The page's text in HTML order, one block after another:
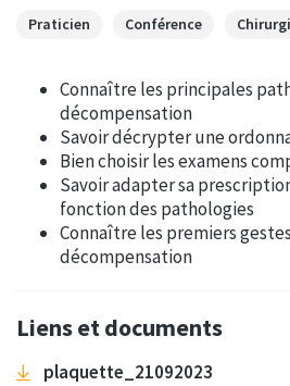
Praticien Conférence
Connaître les principales
décompensation
Savoir décrypter une
Bien choisir les examens
Savoir adapter sa
fonction des pathologies
Connaître les premiers
décompensation
Liens et documents
plaquette_21092023